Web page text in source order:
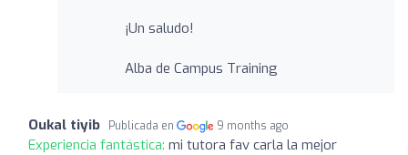
¡Un saludo!
Alba de Campus Training
Oukal tiyib Publicada en 9 months ago
Experiencia fantástica: mi tutora fav carla la mejor